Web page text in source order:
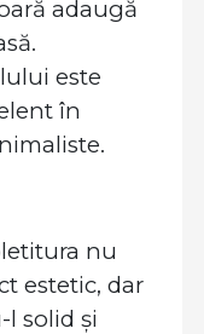
adaugă
este
în
nu
estetic, dar
l solid și